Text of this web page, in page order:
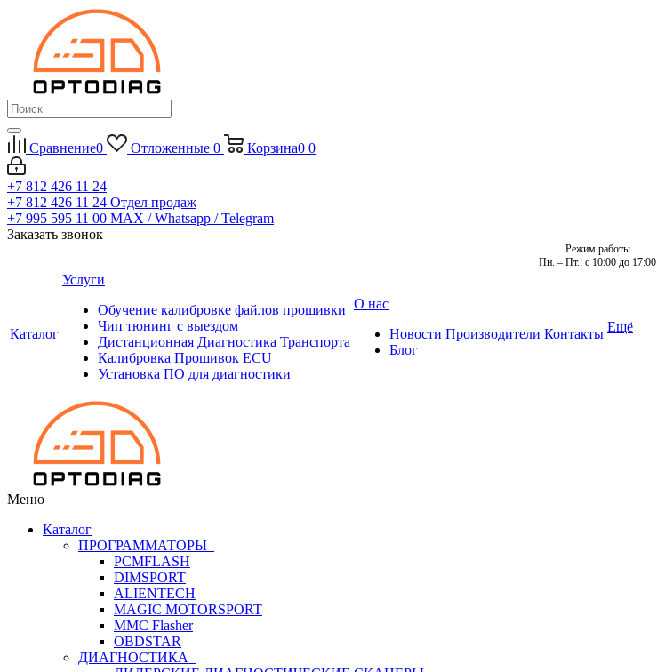
Сравнение0 Отложенные 0 Корзина0 0
+7 812 426 11 24
+7 812 426 11 24 Отдел продаж
+7 995 595 11 00 MAX / Whatsapp / Telegram
Заказать звонок
Режим работы
Пн. – Пт.: с 10:00 до 17:00
Каталог
Услуги
Обучение калибровке файлов прошивки
Чип тюнинг с выездом
Дистанционная Диагностика Транспорта
Калибровка Прошивок ECU
Установка ПО для диагностики
О нас
Новости
Блог
Производители Контакты Ещё
Меню
Каталог
ПРОГРАММАТОРЫ
PCMFLASH
DIMSPORT
ALIENTECH
MAGIC MOTORSPORT
MMC Flasher
OBDSTAR
ДИАГНОСТИКА